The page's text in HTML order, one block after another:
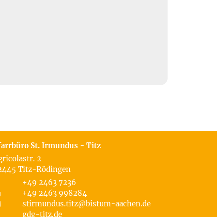
St. Irmundus - Titz
2
Titz-Rödingen
+49 2463 7236
+49 2463 998284
stirmundus.titz@bistum-aachen.de
gdg-titz.de